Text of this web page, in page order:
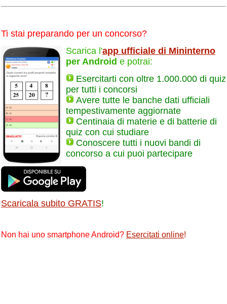
Ti stai preparando per un concorso?
Scarica l'app ufficiale di Mininterno
per Android e potrai:
Esercitarti con oltre 1.000.000 di quiz
per tutti i concorsi
Avere tutte le banche dati ufficiali
tempestivamente aggiornate
Centinaia di materie e di batterie di
quiz con cui studiare
Conoscere tutti i nuovi bandi di
concorso a cui puoi partecipare
Scaricala subito GRATIS!
Non hai uno smartphone Android? Esercitati online!